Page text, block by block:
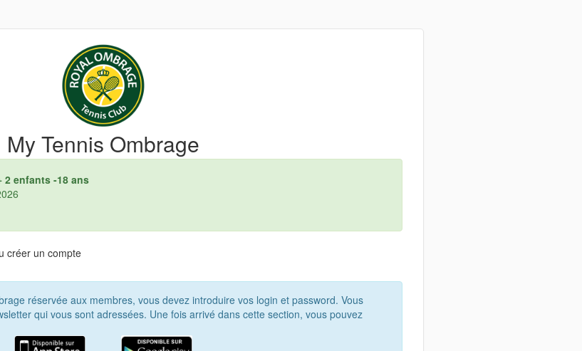
My Tennis Ombrage
2 enfants -18 ans
créer un compte
réservée aux membres, vous devez introduire vos login et password. Vous
qui vous sont adressées. Une fois arrivé dans cette section, vous pouvez